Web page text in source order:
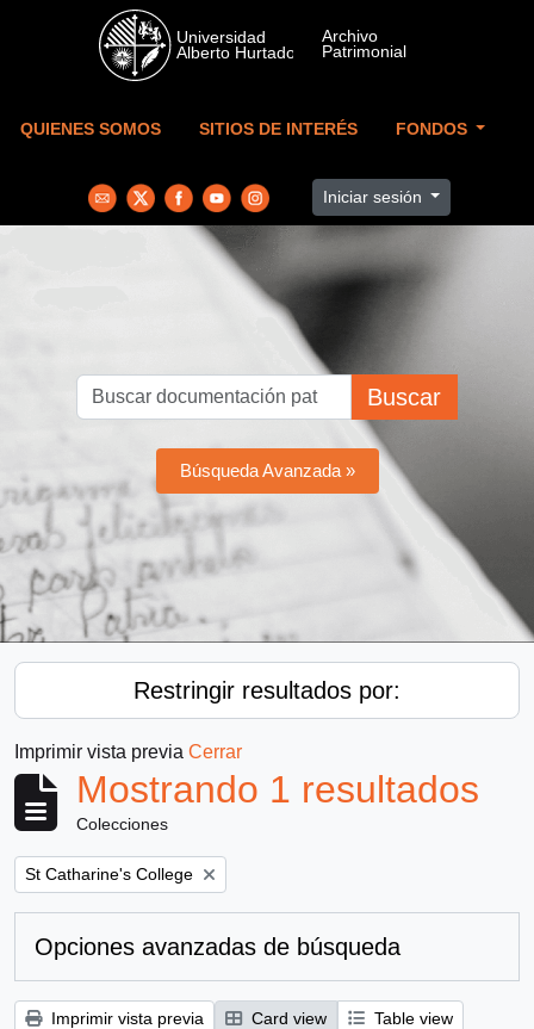
Skip to main content
QUIENES SOMOS SITIOS DE INTERÉS FONDOS
Iniciar sesión
Buscar
Búsqueda Avanzada »
Restringir resultados por:
Imprimir vista previa Cerrar
Mostrando 1 resultados
Colecciones
Remove filter:
St Catharine's College
Opciones avanzadas de búsqueda
Imprimir vista previa Card view
Table view